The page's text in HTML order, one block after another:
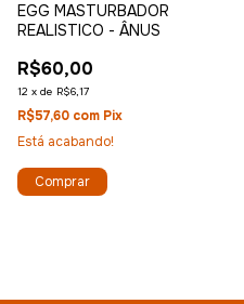
EGG MASTURBADOR
REALISTICO - ÂNUS
R$60,00
12 x de R$6,17
R$57,60 com Pix
Está acabando!